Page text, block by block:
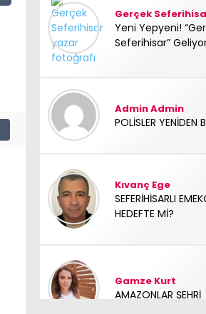
Gerçek
Yeni Yepyeni!
Seferihisar”
Admin Admin
POLİSLER YENİDEN
Kıvanç Ege
SEFERİHİSARLI
HEDEFTE Mİ?
Gamze Kurt
AMAZONLAR ŞEHRİ